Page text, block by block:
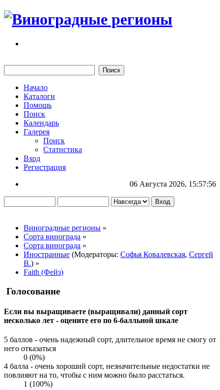
Начало
Каталоги
Помощь
Поиск
Календарь
Галерея
Поиск
Статистика
Вход
Регистрация
06 Августа 2026, 15:57:56
Виноградные регионы »
Сорта винограда »
Сорта винограда »
Иностранные (Модераторы: Софья Ковалевская, Сергей
В.) »
Faith (Фейз)
Голосование
Если вы выращиваете (выращивали) данный сорт
несколько лет - оцените его по 6-балльной шкале
5 баллов - очень надежный сорт, длительное время не смогу от
него отказаться
0 (0%)
4 балла - очень хороший сорт, незначительные недостатки не
повлияют на то, чтобы с ним можно было расстаться.
1 (100%)